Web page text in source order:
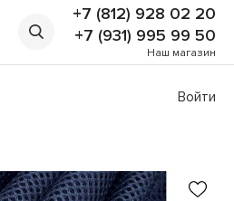
+7 (812) 928 02 20
+7 (931) 995 99 50
Наш магазин
Войти